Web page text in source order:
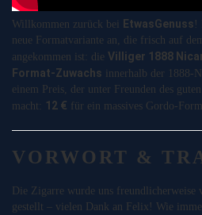
Willkommen zurück bei EtwasGenuss !
neue Formatvariante an, die frisch auf
angekommen ist: die Villiger 1888
Format-Zuwachs innerhalb der 1888-
einem Preis, der unter Freunden des
macht:
12 € für ein massives Gordo-
VORWORT &
Die Zigarre wurde uns
gestellt – vielen Dank an Felix! Wie